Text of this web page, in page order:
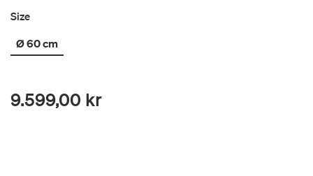
Size
Ø 60 cm
9.599,00 kr